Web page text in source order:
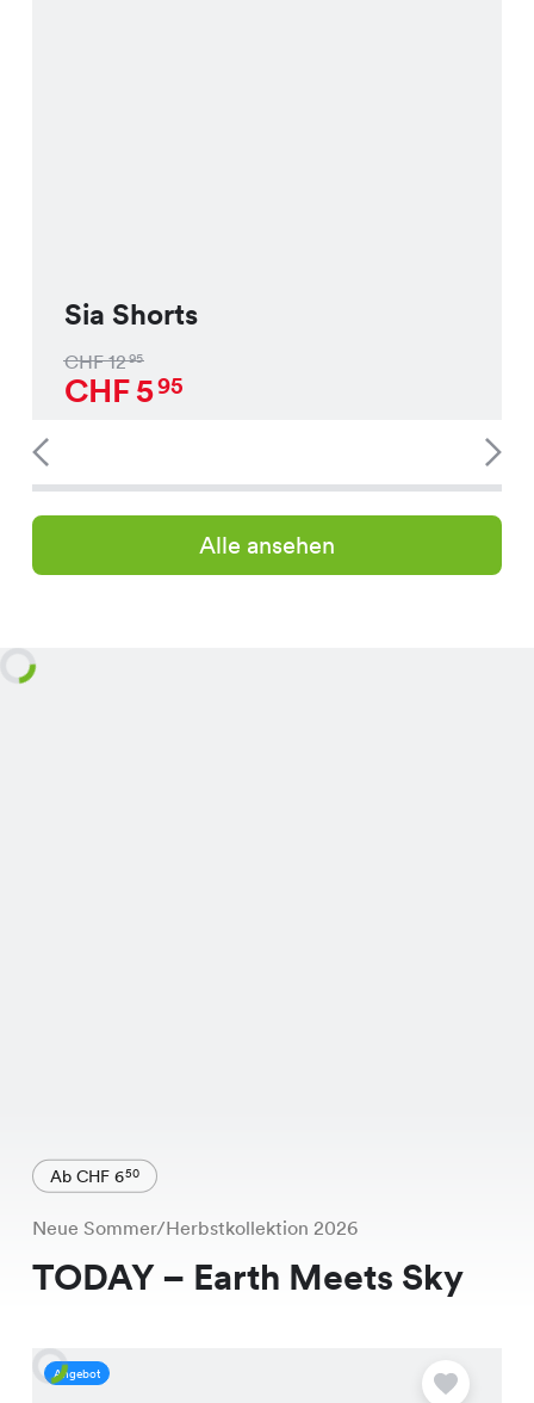
Sia Shorts
CHF1295
CHF595
Alle ansehen
Ab CHF 650
Neue Sommer/Herbstkollektion 2026
TODAY – Earth Meets Sky
Angebot